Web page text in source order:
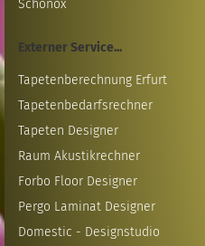
Schönox
Externer Service...
Tapetenberechnung Erfurt
Tapetenbedarfsrechner
Tapeten Designer
Raum Akustikrechner
Forbo Floor Designer
Pergo Laminat Designer
Domestic - Designstudio